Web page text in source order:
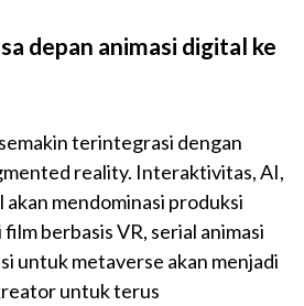
depan animasi digital ke
terintegrasi dengan
reality. Interaktivitas, AI,
akan mendominasi produksi
berbasis VR, serial animasi
untuk metaverse akan menjadi
untuk terus